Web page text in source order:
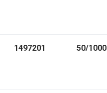
1497201 50/1000